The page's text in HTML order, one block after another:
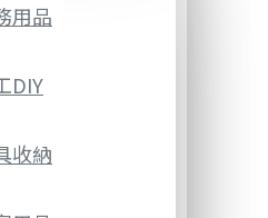
用品
DIY
收納